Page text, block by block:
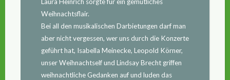
Weihnachtsflair.
Bei all den musikalischen Darbietungen darf man
aber nicht vergessen, wer uns durch die Konzerte
geführt hat, Isabella Meinecke, Leopold Körner,
unser Weihnachtself und Lindsay Brecht griffen
weihnachtliche Gedanken auf und luden das